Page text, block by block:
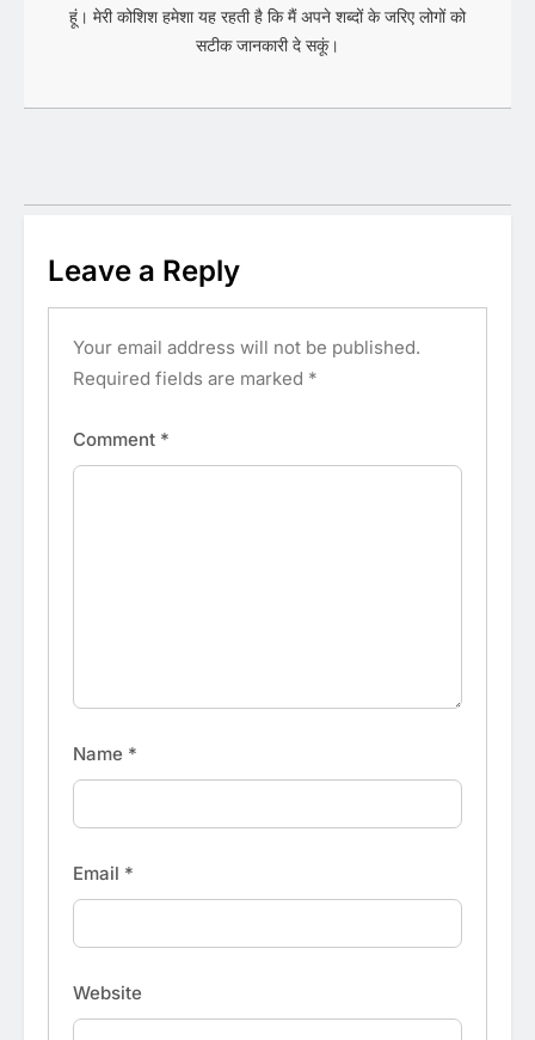
हूं। मेरी कोशिश हमेशा यह रहती है कि मैं अपने शब्दों के जरिए लोगों को
सटीक जानकारी दे सकूं।
Leave a Reply
Your email address will not be published.
Required fields are marked *
Comment *
Name *
Email *
Website